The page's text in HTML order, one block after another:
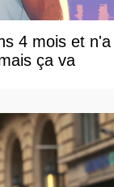
4 mois et n'a
ça va